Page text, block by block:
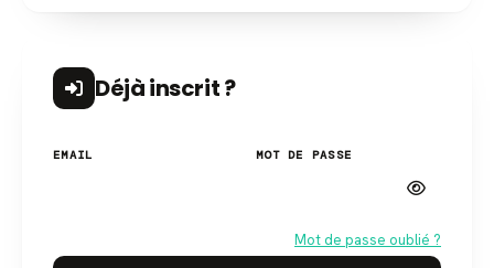
Déjà inscrit ?
EMAIL MOT DE PASSE
Mot de passe oublié ?